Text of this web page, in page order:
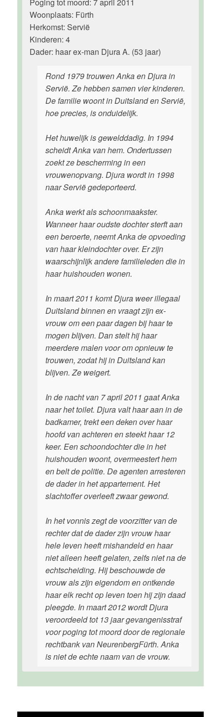
Woonplaats: Fürth
Herkomst: Servië
Kinderen: 4
Dader: haar ex-man Djura A. (53 jaar)
Rond 1979 trouwen Anka en Djura in
Servië. Ze hebben samen vier kinderen.
De familie woont in Duitsland en Servië,
hoe precies, is onduidelijk.
Het huwelijk is gewelddadig. In 1994
scheidt Anka van hem. Ondertussen
zoekt ze bescherming in een
vrouwenopvang. Djura wordt in 1998
naar Servië gedeporteerd.
Anka werkt als schoonmaakster.
Wanneer haar oudste dochter sterft aan
een beroerte, neemt Anka de opvoeding
van haar kleindochter over. Er zijn
waarschijnlijk andere familieleden die in
haar huishouden wonen.
In maart 2011 komt Djura weer illegaal
Duitsland binnen en vraagt zijn ex-
vrouw om een paar dagen bij haar te
mogen blijven. Dan stelt hij haar
meerdere malen voor om opnieuw te
trouwen, zodat hij in Duitsland kan
blijven. Ze weigert.
In de nacht van 7 april 2011 gaat Anka
naar het toilet. Djura valt haar aan in de
badkamer, trekt een deken over haar
hoofd van achteren en steekt haar 12
keer. Een schoondochter die in het
huishouden woont, overmeestert hem
en belt de politie. De agenten arresteren
de dader in het appartement. Het
slachtoffer overleeft zwaar gewond.
In het vonnis zegt de voorzitter van de
rechter dat de dader zijn vrouw haar
hele leven heeft mishandeld en haar
niet alleen heeft gelaten, zelfs niet na de
echtscheiding. Hij beschouwde de
vrouw als zijn eigendom en ontkende
haar elk recht op leven toen hij zijn daad
pleegde. In maart 2012 wordt Djura
veroordeeld tot 13 jaar gevangenisstraf
voor poging tot moord door de regionale
rechtbank van NeurenbergFürth. Anka
is niet de echte naam van de vrouw.